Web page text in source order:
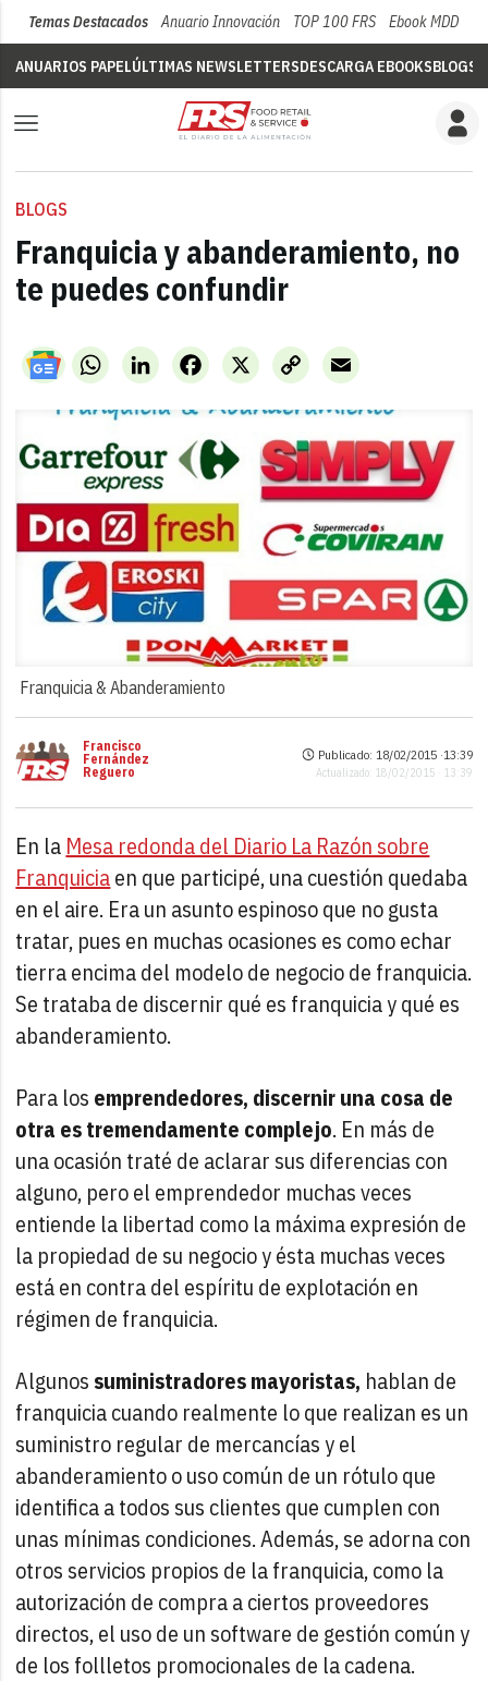
Temas Destacados Anuario Innovación TOP 100 FRS Ebook MDD
ANUARIOS PAPELÚLTIMAS NEWSLETTERSDESCARGA EBOOKSBLOGS
BLOGS
Franquicia y abanderamiento, no
te puedes confundir
WhatsAppLinkedIn X
Facebook
Copy
Link
Email
Franquicia & Abanderamiento
Francisco
Fernández
Reguero
Publicado: 18/02/2015 ·13:39
Actualizado: 18/02/2015 · 13:39
En la Mesa redonda del Diario La Razón sobre
Franquiciaen que participé, una cuestión quedaba
en el aire. Era un asunto espinoso que no gusta
tratar, pues en muchas ocasiones es como echar
tierra encima del modelo de negocio de franquicia.
Se trataba de discernir qué es franquicia y qué es
abanderamiento.
Para los emprendedores, discernir una cosa de
otra es tremendamente complejo. En más de
una ocasión traté de aclarar sus diferencias con
alguno, pero el emprendedor muchas veces
entiende la libertad como la máxima expresión de
la propiedad de su negocio y ésta muchas veces
está en contra del espíritu de explotación en
régimen de franquicia.
Algunos suministradores mayoristas, hablan de
franquicia cuando realmente lo que realizan es un
suministro regular de mercancías y el
abanderamiento o uso común de un rótulo que
identifica a todos sus clientes que cumplen con
unas mínimas condiciones. Además, se adorna con
otros servicios propios de la franquicia, como la
autorización de compra a ciertos proveedores
directos, el uso de un software de gestión común y
de los follletos promocionales de la cadena.